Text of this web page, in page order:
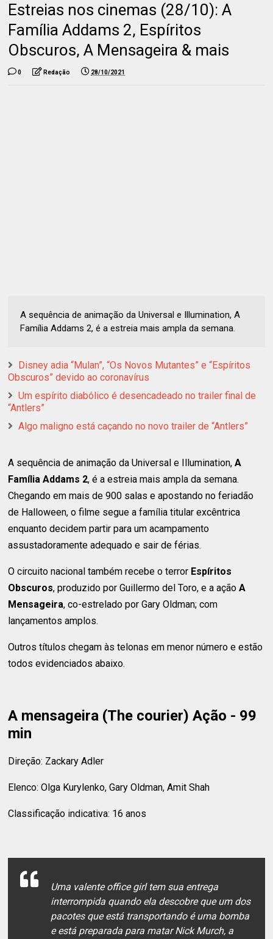
Estreias nos cinemas (28/10): A
Família Addams 2, Espíritos
Obscuros, A Mensageira & mais
0 Redação 28/10/2021
A sequência de animação da Universal e Illumination, A
Família Addams 2, é a estreia mais ampla da semana.
Disney adia “Mulan”, “Os Novos Mutantes” e “Espíritos
Obscuros” devido ao coronavírus
Um espírito diabólico é desencadeado no trailer final de
“Antlers”
Algo maligno está caçando no novo trailer de “Antlers”
A sequência de animação da Universal e Illumination,A
Família Addams 2, é a estreia mais ampla da semana.
Chegando em mais de 900 salas e apostando no feriadão
de Halloween, o filme segue a família titular excêntrica
enquanto decidem partir para um acampamento
assustadoramente adequado e sair de férias.
O circuito nacional também recebe o terror Espíritos
Obscuros, produzido por Guillermo del Toro, e a açãoA
Mensageira, co-estrelado por Gary Oldman; com
lançamentos amplos.
Outros títulos chegam às telonas em menor número e estão
todos evidenciados abaixo.
A mensageira (The courier) Ação - 99
min
Direção: Zackary Adler
Elenco: Olga Kurylenko, Gary Oldman, Amit Shah
Classificação indicativa: 16 anos
Uma valente office girl tem sua entrega
interrompida quando ela descobre que um dos
pacotes que está transportando é uma bomba
e está preparada para matar Nick Murch, a